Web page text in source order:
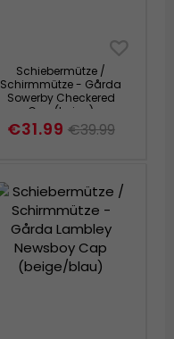
Schiebermütze /
Schirmmütze - Gårda
Sowerby Checkered
Cap (beige)
€31.99 €39.99